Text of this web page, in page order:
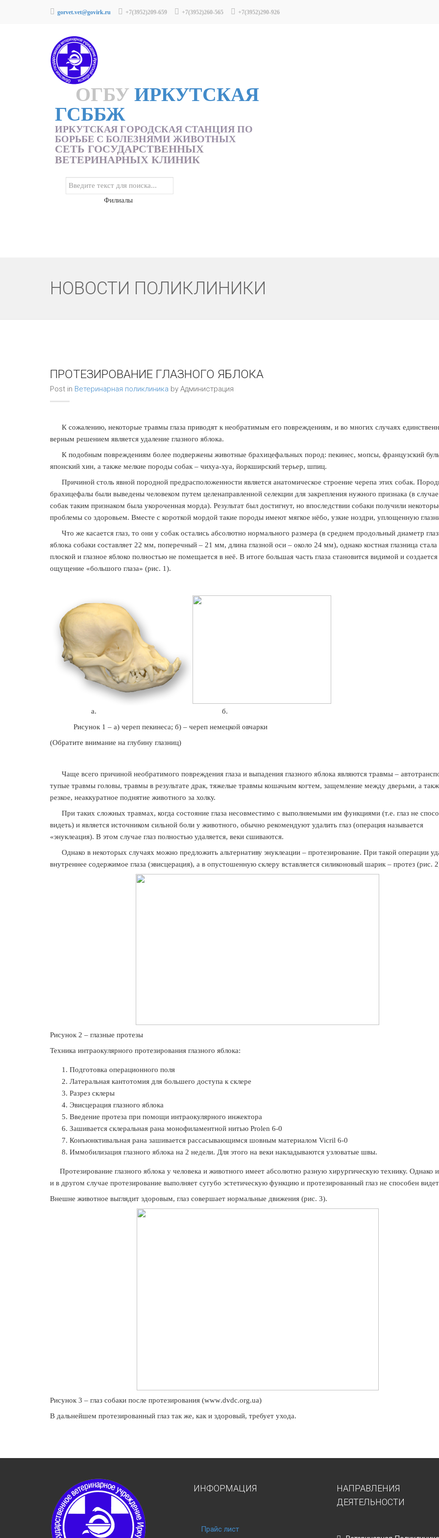
gorvet.vet@govirk.ru +7(3952)209-659 +7(3952)260-565 +7(3952)290-926
ОГБУ ИРКУТСКАЯ
ГСББЖ
ИРКУТСКАЯ ГОРОДСКАЯ СТАНЦИЯ ПО
БОРЬБЕ С БОЛЕЗНЯМИ ЖИВОТНЫХ
СЕТЬ ГОСУДАРСТВЕННЫХ
ВЕТЕРИНАРНЫХ КЛИНИК
Филиалы
НОВОСТИ ПОЛИКЛИНИКИ
ПРОТЕЗИРОВАНИЕ ГЛАЗНОГО ЯБЛОКА
Post in Ветеринарная поликлиника by Администрация
К сожалению, некоторые травмы глаза приводят к необратимым его повреждениям, и во многих случаях
верным решением является удаление глазного яблока.
К подобным повреждениям более подвержены животные брахицефальных пород: пекинес, мопсы, французский
японский хин, а также мелкие породы собак – чихуа-хуа, йоркширский терьер, шпиц.
Причиной столь явной породной предрасположенности является анатомическое строение черепа этих собак.
брахицефалы были выведены человеком путем целенаправленной селекции для закрепления нужного признака (в
собак таким признаком была укороченная морда). Результат был достигнут, но впоследствии собаки получили
проблемы со здоровьем. Вместе с короткой мордой такие породы имеют мягкое нёбо, узкие ноздри, уплощенную
Что же касается глаз, то они у собак остались абсолютно нормального размера (в среднем продольный диаметр
яблока собаки составляет 22 мм, поперечный – 21 мм, длина глазной оси – около 24 мм), однако костная глазница стала
плоской и глазное яблоко полностью не помещается в неё. В итоге большая часть глаза становится видимой и создается
ощущение «большого глаза» (рис. 1).
а. б.
Рисунок 1 – а) череп пекинеса; б) – череп немецкой овчарки
(Обратите внимание на глубину глазниц)
Чаще всего причиной необратимого повреждения глаза и выпадения глазного яблока являются травмы –
тупые травмы головы, травмы в результате драк, тяжелые травмы кошачьим когтем, защемление между дверьми, а
резкое, неаккуратное поднятие животного за холку.
При таких сложных травмах, когда состояние глаза несовместимо с выполняемыми им функциями (т.е. глаз не
видеть) и является источником сильной боли у животного, обычно рекомендуют удалить глаз (операция называется
«энуклеация). В этом случае глаз полностью удаляется, веки сшиваются.
Однако в некоторых случаях можно предложить альтернативу энуклеации – протезирование. При такой операции
внутреннее содержимое глаза (эвисцерация), а в опустошенную склеру вставляется силиконовый шарик – протез (рис.
Рисунок 2 – глазные протезы
Техника интраокулярного протезирования глазного яблока:
Подготовка операционного поля
Латеральная кантотомия для большего доступа к склере
Разрез склеры
Эвисцерация глазного яблока
Введение протеза при помощи интраокулярного инжектора
Зашивается склеральная рана монофиламентной нитью Prolen 6-0
Конъюнктивальная рана зашивается рассасывающимся шовным материалом Vicril 6-0
Иммобилизация глазного яблока на 2 недели. Для этого на веки накладываются узловатые швы.
Протезирование глазного яблока у человека и животного имеет абсолютно разную хирургическую технику. Однако
и в другом случае протезирование выполняет сугубо эстетическую функцию и протезированный глаз не способен
Внешне животное выглядит здоровым, глаз совершает нормальные движения (рис. 3).
Рисунок 3 – глаз собаки после протезирования (www.dvdc.org.ua)
В дальнейшем протезированный глаз так же, как и здоровый, требует ухода.
ИНФОРМАЦИЯ
Прайс лист
НАПРАВЛЕНИЯ
ДЕЯТЕЛЬНОСТИ